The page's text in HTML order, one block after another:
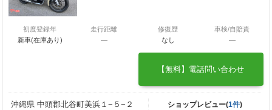
初度登録年
新車(在庫あり)
走行距離
―
修復歴
なし
車検/自賠責
―
【無料】電話問い合わせ
沖縄県 中頭郡北谷町美浜１−５−２
ショップレビュー(1件)